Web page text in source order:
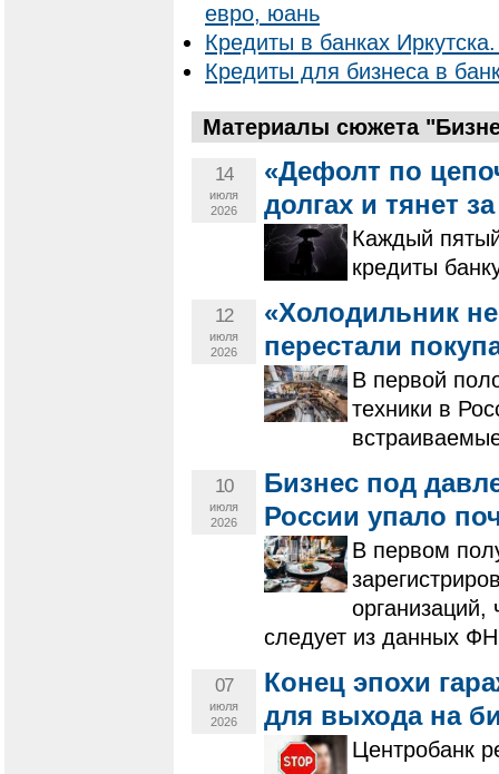
евро, юань
Кредиты в банках
Кредиты для бизнеса в
Материалы сюжета
14
июля
2026
«Дефолт по
долгах и тянет
Каждый
кредиты
12
июля
2026
«Холодильник
перестали
В первой
техники в
10
июля
2026
Бизнес под
России упало
В первом
следует из данных
07
июля
2026
Конец эпохи
для выхода на
Центробанк